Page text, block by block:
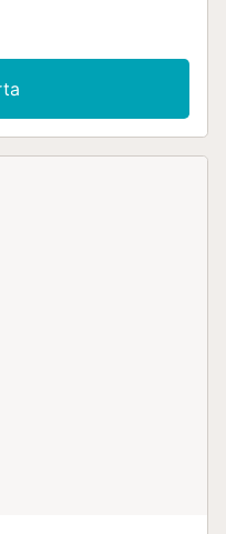
con un espacio
hay 2 plazas de
Se permite un
fumar ni celebrar
de aire acondicionado